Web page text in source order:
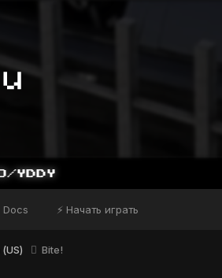
Docs ⚡ Начать играть
Bite!